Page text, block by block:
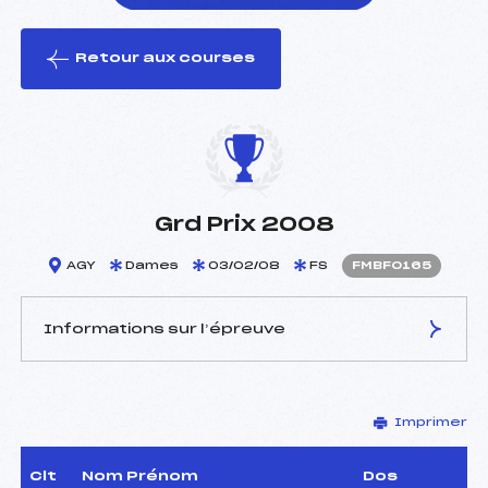
le ski
Retour aux courses
Grd Prix 2008
AGY Dames 03/02/08 FS FMBF0165
Informations sur l’épreuve
MICKAEL GIRARD
BERTHET (MB)
D.T Adjoint :
Imprimer
Clt Nom Prénom Dos